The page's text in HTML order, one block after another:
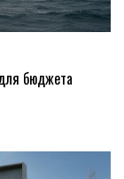
бюджета